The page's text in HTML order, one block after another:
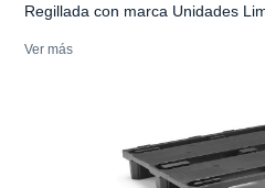
Regillada con marca Unidades
Ver más